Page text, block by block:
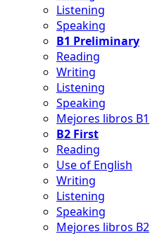
Listening
Speaking
B1 Preliminary
Reading
Writing
Listening
Speaking
Mejores libros B1
B2 First
Reading
Use of English
Writing
Listening
Speaking
Mejores libros B2